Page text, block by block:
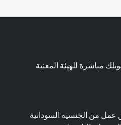
مباشرة للهيئة المعنية
من الجنسية السودانية